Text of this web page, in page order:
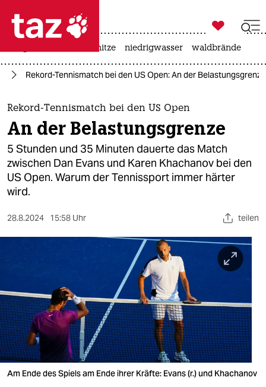
 taz zahl ich
taz zahl ich
themen
politik
öko
gesellschaft
kultur
sport
nord
wahrheit
verlag
verlag

taz zahl ich
hitze niedrigwasser waldbrände
Rekord-Tennismatch bei den US Open: An der Belastungsgrenze
Rekord-Tennismatch bei den US Open
An der Belastungsgrenze
5 Stunden und 35 Minuten dauerte das Match
zwischen Dan Evans und Karen Khachanov bei den
US Open. Warum der Tennissport immer härter
wird.
28.8.2024 15:58 Uhr teilen
Am Ende des Spiels am Ende ihrer Kräfte: Evans (r.) und Khachanov